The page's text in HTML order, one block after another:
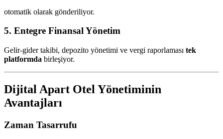
otomatik olarak gönderiliyor.
5. Entegre Finansal Yönetim
Gelir-gider takibi, depozito yönetimi ve vergi raporlaması tek
platformda birleşiyor.
Dijital Apart Otel Yönetiminin
Avantajları
Zaman Tasarrufu